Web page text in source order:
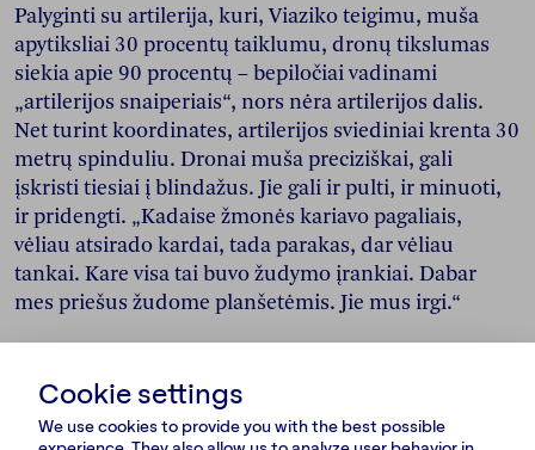
Palyginti su artilerija, kuri, Viaziko teigimu, muša
apytiksliai 30 procentų taiklumu, dronų tikslumas
siekia apie 90 procentų – bepiločiai vadinami
„artilerijos snaiperiais“, nors nėra artilerijos dalis.
Net turint koordinates, artilerijos sviediniai krenta 30
metrų spinduliu. Dronai muša preciziškai, gali
įskristi tiesiai į blindažus. Jie gali ir pulti, ir minuoti,
ir pridengti. „Kadaise žmonės kariavo pagaliais,
vėliau atsirado kardai, tada parakas, dar vėliau
tankai. Kare visa tai buvo žudymo įrankiai. Dabar
mes priešus žudome planšetėmis. Jie mus irgi.“
„DABAR MES PRIEŠUS
ŽUDOME PLANŠETĖMIS.
Cookie settings
We use cookies to provide you with the best possible